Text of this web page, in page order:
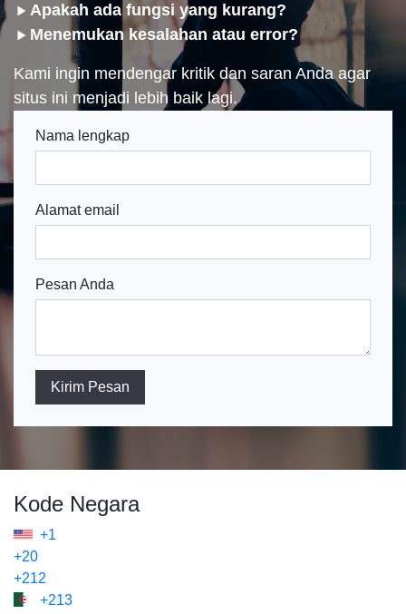
Apakah ada fungsi yang kurang?
Menemukan kesalahan atau error?
Kami ingin mendengar kritik dan saran Anda agar
situs ini menjadi lebih baik lagi.
Nama lengkap
Alamat email
Pesan Anda
Kirim Pesan
Kode Negara
+1
+20
+212
+213